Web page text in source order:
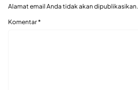
Alamat email Anda tidak akan dipublikasikan.
Komentar*